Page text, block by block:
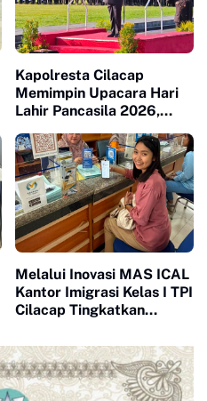
Kapolresta Cilacap
Memimpin Upacara Hari
Lahir Pancasila 2026,
Persatuan di Tengah
Tantangan Global
Melalui Inovasi MAS ICAL
Kantor Imigrasi Kelas I TPI
Cilacap Tingkatkan